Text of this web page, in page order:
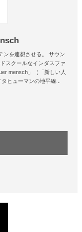
ンを連想させる。 サウン
スクールなインダスファ
mensch」（「新しい人
ヒューマンの地平線...